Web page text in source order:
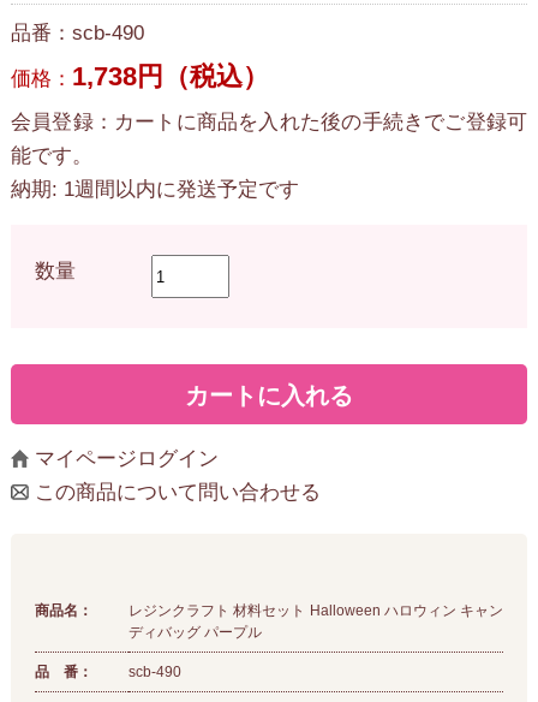
品番：scb-490
価格： 1,738円（税込）
会員登録：カートに商品を入れた後の手続きでご登録可
能です。
納期: 1週間以内に発送予定です
数量
マイページログイン
この商品について問い合わせる
商品名：
レジンクラフト 材料セット Halloween ハロウィン キャン
ディバッグ パープル
品 番： scb-490